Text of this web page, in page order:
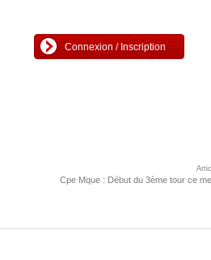
Connexion / Inscription
Cpe Mque : Début du 3ème tour ce